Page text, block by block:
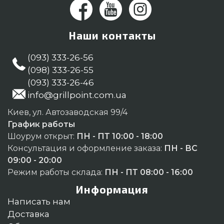
Наши контакты
(093) 333-26-56
(098) 333-26-55
(093) 333-26-46
info@grillpoint.com.ua
Киев, ул. Автозаводская 99/4
График работы
Шоурум открыт: ПН - ПТ 10:00 - 18:00
Консультация и оформление заказа: ПН - ВС
09:00 - 20:00
Режим работы склада: ПН - ПТ 08:00 - 16:00
Информация
Написать нам
Доставка